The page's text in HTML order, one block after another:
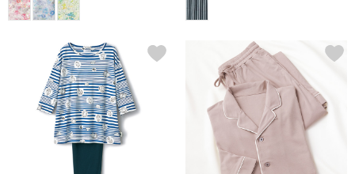
ビー すべて見る
ウオッチ／ア
ウオッチ
ネックレス